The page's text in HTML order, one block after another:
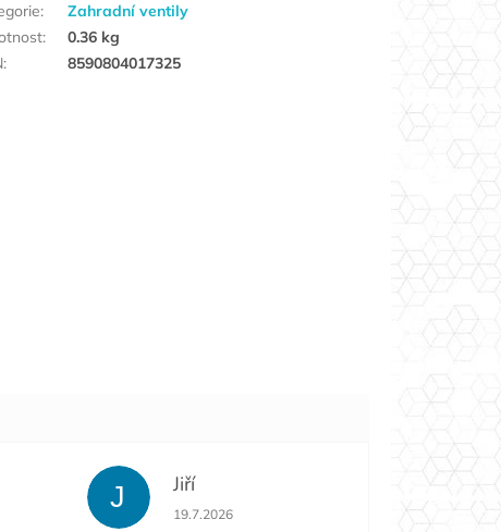
:
Zahradní ventily
:
0.36 kg
: 8590804017325
je 5 z 5 hvězdiček.
J Jiří
Hodnocení obchodu je 5 z 5 hvězdiček.
19.7.2026